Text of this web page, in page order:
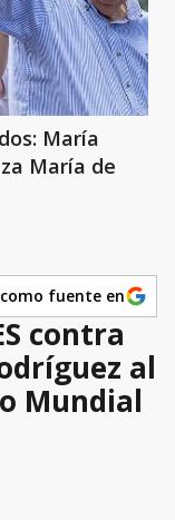
María
María de
fuente en
contra
al
Mundial